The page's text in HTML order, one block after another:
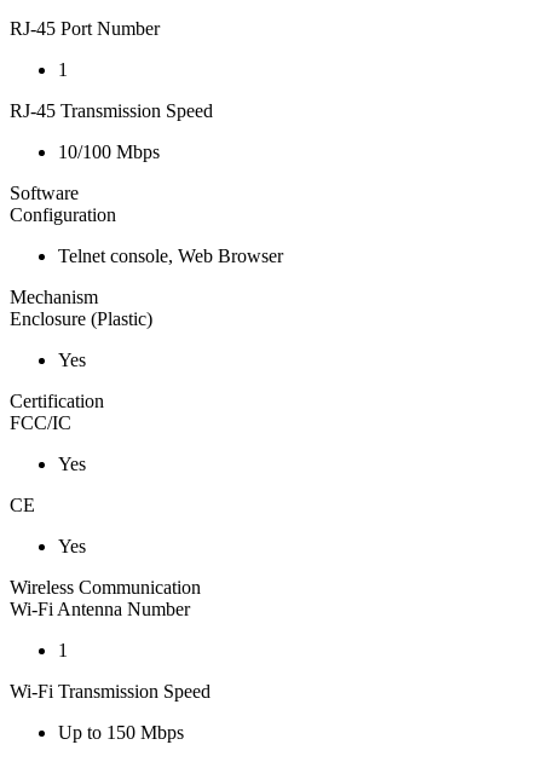
RJ-45 Port Number
1
RJ-45 Transmission Speed
10/100 Mbps
Software
Configuration
Telnet console, Web Browser
Mechanism
Enclosure (Plastic)
Yes
Certification
FCC/IC
Yes
CE
Yes
Wireless Communication
Wi-Fi Antenna Number
1
Wi-Fi Transmission Speed
Up to 150 Mbps